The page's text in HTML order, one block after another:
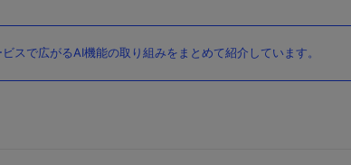
スで広がるAI機能の取り組みをまとめて紹介しています。